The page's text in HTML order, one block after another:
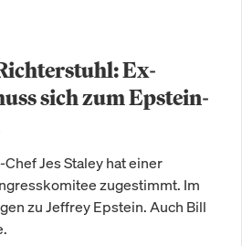
Ex-
sich zum Epstein-
Jes Staley hat einer
zugestimmt. Im
zu Jeffrey Epstein. Auch Bill